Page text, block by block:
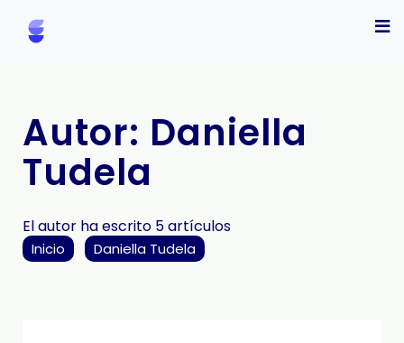
Autor: Daniella
Tudela
El autor ha escrito 5 artículos
Inicio Daniella Tudela